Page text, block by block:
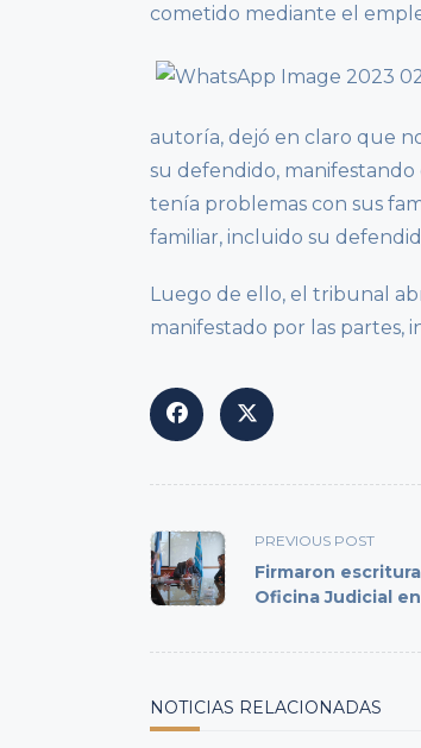
cometido mediante el
autoría, dejó en claro que
su defendido,
tenía problemas con sus
familiar, incluido su
Luego de ello, el tribunal
manifestado por las partes,
<span
class="nav-
subtitle
screen-
PREVIOUS POST
Firmaron
Oficina Judicial
NOTICIAS RELACIONADAS